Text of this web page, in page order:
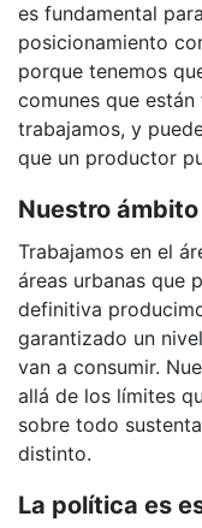
es fundamental
posicionamiento
porque tenemos
comunes que
trabajamos, y
que un productor
Nuestro
Trabajamos en el
áreas urbanas que
definitiva
garantizado un
van a consumir.
allá de los límites
sobre todo
distinto.
La política es